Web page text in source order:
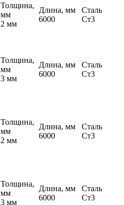
Толщина,
мм
2 мм
Длина, мм
6000
Сталь
Ст3
Толщина,
мм
3 мм
Длина, мм
6000
Сталь
Ст3
Толщина,
мм
2 мм
Длина, мм
6000
Сталь
Ст3
Толщина,
мм
3 мм
Длина, мм
6000
Сталь
Ст3